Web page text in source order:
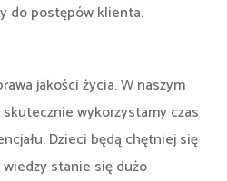
do postępów klienta.
jakości życia. W naszym
wykorzystamy czas
Dzieci będą chętniej się
stanie się dużo